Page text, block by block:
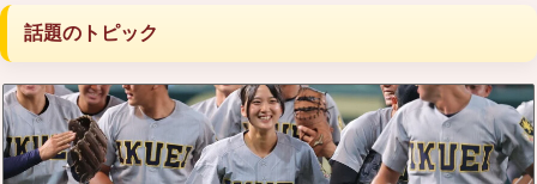
話題のトピック